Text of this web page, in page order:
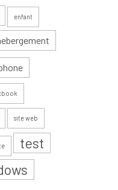
enfant
site web
test